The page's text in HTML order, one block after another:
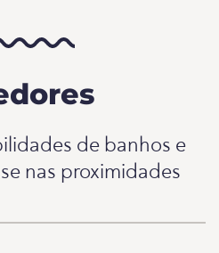
de banhos e
nas proximidades